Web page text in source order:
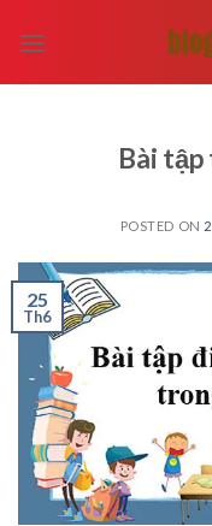
Bài tập
POSTED ON
25
Th6